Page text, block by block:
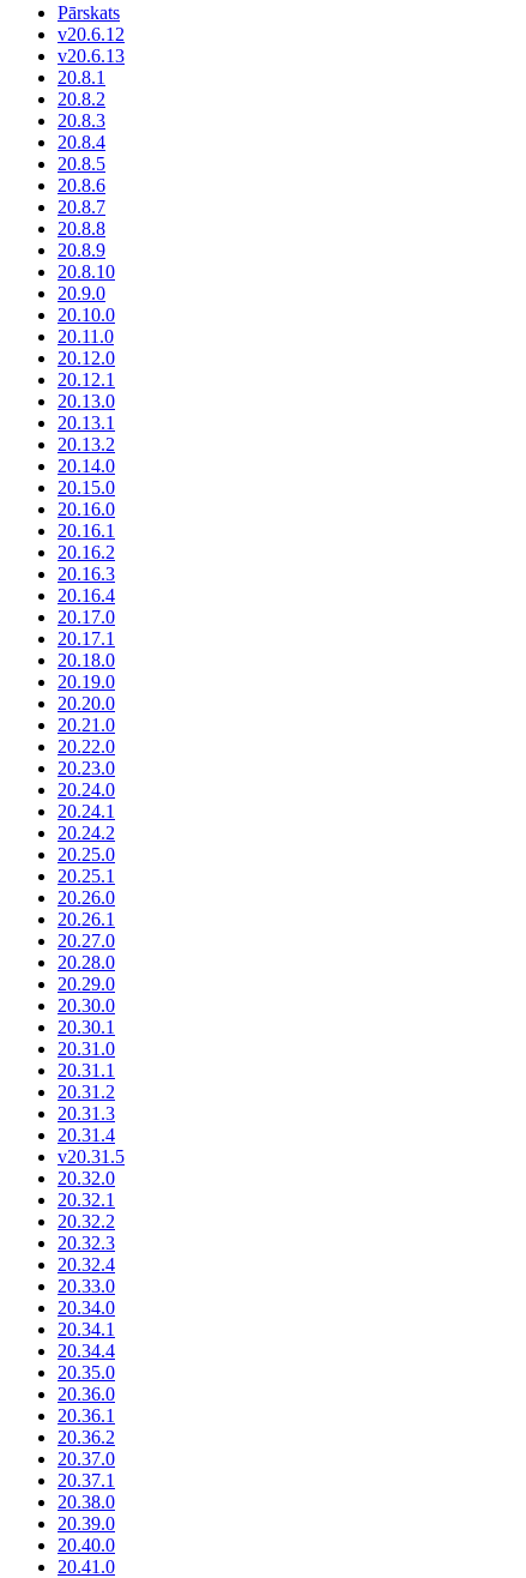
Pārskats
v20.6.12
v20.6.13
20.8.1
20.8.2
20.8.3
20.8.4
20.8.5
20.8.6
20.8.7
20.8.8
20.8.9
20.8.10
20.9.0
20.10.0
20.11.0
20.12.0
20.12.1
20.13.0
20.13.1
20.13.2
20.14.0
20.15.0
20.16.0
20.16.1
20.16.2
20.16.3
20.16.4
20.17.0
20.17.1
20.18.0
20.19.0
20.20.0
20.21.0
20.22.0
20.23.0
20.24.0
20.24.1
20.24.2
20.25.0
20.25.1
20.26.0
20.26.1
20.27.0
20.28.0
20.29.0
20.30.0
20.30.1
20.31.0
20.31.1
20.31.2
20.31.3
20.31.4
v20.31.5
20.32.0
20.32.1
20.32.2
20.32.3
20.32.4
20.33.0
20.34.0
20.34.1
20.34.4
20.35.0
20.36.0
20.36.1
20.36.2
20.37.0
20.37.1
20.38.0
20.39.0
20.40.0
20.41.0